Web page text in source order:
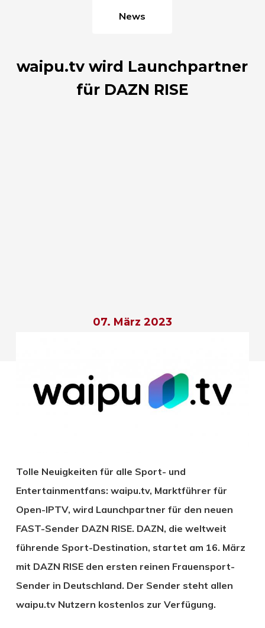
News
waipu.tv wird Launchpartner
für DAZN RISE
07. März 2023
Tolle Neuigkeiten für alle Sport- und
Entertainmentfans: waipu.tv, Marktführer für
Open-IPTV, wird Launchpartner für den neuen
FAST-Sender DAZN RISE. DAZN, die weltweit
führende Sport-Destination, startet am 16. März
mit DAZN RISE den ersten reinen Frauensport-
Sender in Deutschland. Der Sender steht allen
waipu.tv Nutzern kostenlos zur Verfügung.